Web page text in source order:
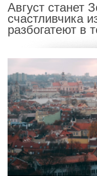
Август станет
счастливчика
разбогатеют в